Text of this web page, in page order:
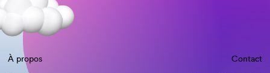
À propos
Contact